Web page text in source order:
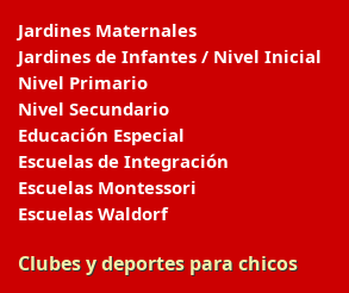
Jardines Maternales
Jardines de Infantes / Nivel Inicial
Nivel Primario
Nivel Secundario
Educación Especial
Escuelas de Integración
Escuelas Montessori
Escuelas Waldorf
Clubes y deportes para chicos